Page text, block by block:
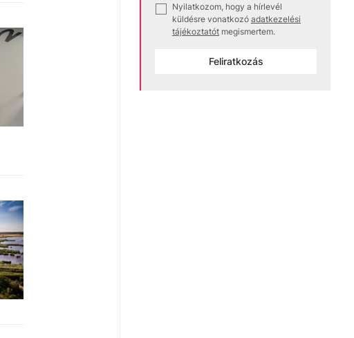
Nyilatkozom, hogy a hírlevél
küldésre vonatkozó adatkezelési
tájékoztatót megismertem.
Feliratkozás